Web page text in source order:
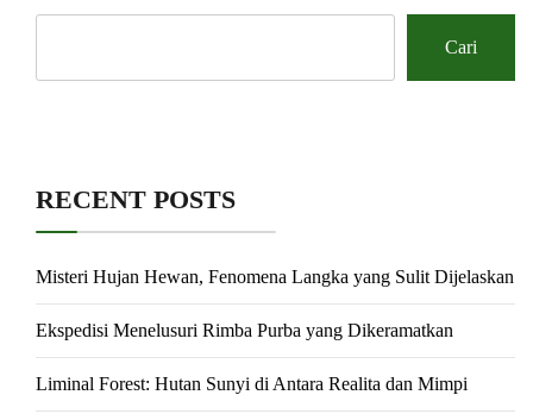
Cari
RECENT POSTS
Misteri Hujan Hewan, Fenomena Langka yang Sulit Dijelaskan
Ekspedisi Menelusuri Rimba Purba yang Dikeramatkan
Liminal Forest: Hutan Sunyi di Antara Realita dan Mimpi